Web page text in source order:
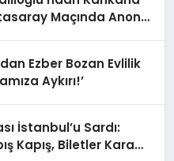
Maçında Anons
Ezber Bozan Evlilik
Aykırı!’
İstanbul’u Sardı:
Kapış, Biletler Kara